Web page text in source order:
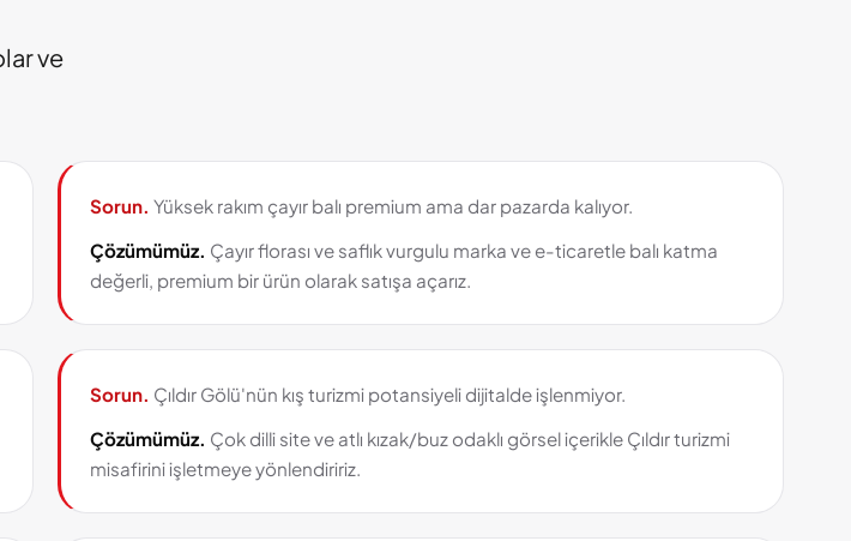
ve
Sorun. Yüksek rakım çayır balı premium ama dar pazarda kalıyor.
Çözümümüz. Çayır florası ve saflık vurgulu marka ve e-ticaretle balı katma
değerli, premium bir ürün olarak satışa açarız.
Sorun. Çıldır Gölü'nün kış turizmi potansiyeli dijitalde işlenmiyor.
Çözümümüz. Çok dilli site ve atlı kızak/buz odaklı görsel içerikle Çıldır turizmi
misafirini işletmeye yönlendiririz.